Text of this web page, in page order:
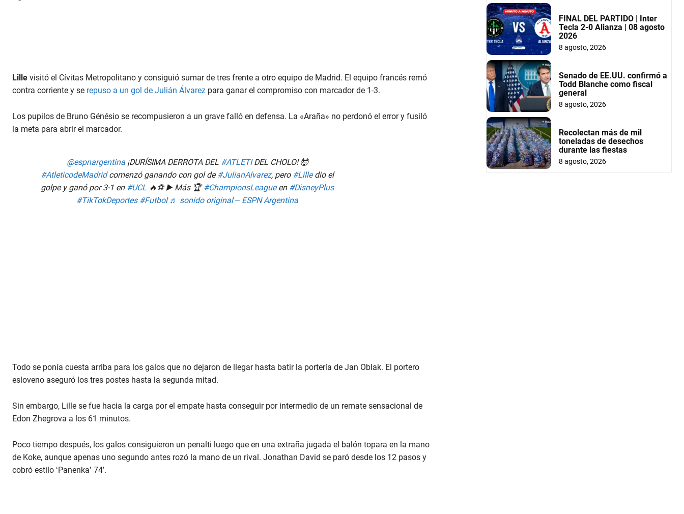
Lille visitó el Cívitas Metropolitano y consiguió sumar de tres frente a otro equipo de Madrid. El equipo francés remó
contra corriente y se repuso a un gol de Julián Álvarez para ganar el compromiso con marcador de 1-3.
Los pupilos de Bruno Génésio se recompusieron a un grave falló en defensa. La «Araña» no perdonó el error y fusiló
la meta para abrir el marcador.
@espnargentina¡DURÍSIMA DERROTA DEL #ATLETIDEL CHOLO! 🤯
#AtleticodeMadridcomenzó ganando con gol de#JulianAlvarez, pero #Lilledio el
golpe y ganó por 3-1 en #UCL 🔥⚽️ ▶️ Más 🏆#ChampionsLeagueen #DisneyPlus
#TikTokDeportes #Futbol ♬ sonido original – ESPN Argentina
Todo se ponía cuesta arriba para los galos que no dejaron de llegar hasta batir la portería de Jan Oblak. El portero
esloveno aseguró los tres postes hasta la segunda mitad.
Sin embargo, Lille se fue hacia la carga por el empate hasta conseguir por intermedio de un remate sensacional de
Edon Zhegrova a los 61 minutos.
Poco tiempo después, los galos consiguieron un penalti luego que en una extraña jugada el balón topara en la mano
de Koke, aunque apenas uno segundo antes rozó la mano de un rival. Jonathan David se paró desde los 12 pasos y
cobró estilo ‘Panenka’ 74′.
FINAL DEL PARTIDO | Inter
Tecla 2-0 Alianza | 08 agosto
2026
8 agosto, 2026
Senado de EE.UU. confirmó a
Todd Blanche como fiscal
general
8 agosto, 2026
Recolectan más de mil
toneladas de desechos
durante las fiestas
8 agosto, 2026